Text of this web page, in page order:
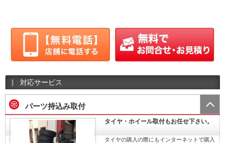
対応サービス
パーツ持込み取付
タイヤ・ホイール取付もお任せ下さい。
タイヤの購入の際にもインターネットで購入